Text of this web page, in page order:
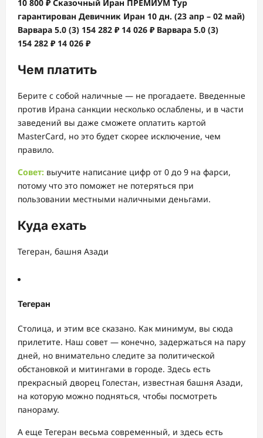
10 800 ₽ Сказочный Иран ПРЕМИУМ Тур
гарантирован Девичник Иран 10 дн. (23 апр – 02 май)
Варвара 5.0 (3) 154 282 ₽ 14 026 ₽ Варвара 5.0 (3)
154 282 ₽ 14 026 ₽
Чем платить
Берите с собой наличные — не прогадаете. Введенные
против Ирана санкции несколько ослаблены, и в части
заведений вы даже сможете оплатить картой
MasterCard, но это будет скорее исключение, чем
правило.
Совет: выучите написание цифр от 0 до 9 на фарси,
потому что это поможет не потеряться при
пользовании местными наличными деньгами.
Куда ехать
Тегеран, башня Азади
Тегеран
Столица, и этим все сказано. Как минимум, вы сюда
прилетите. Наш совет — конечно, задержаться на пару
дней, но внимательно следите за политической
обстановкой и митингами в городе. Здесь есть
прекрасный дворец Голестан, известная башня Азади,
на которую можно подняться, чтобы посмотреть
панораму.
А еще Тегеран весьма современный, и здесь есть